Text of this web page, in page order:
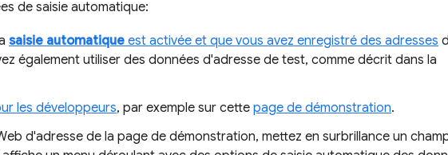
de saisie automatique:
saisie automatique est activée et que vous avez enregistré des adresses
également utiliser des données d'adresse de test, comme décrit dans la
les développeurs, par exemple sur cette page de démonstration.
d'adresse de la page de démonstration, mettez en surbrillance un